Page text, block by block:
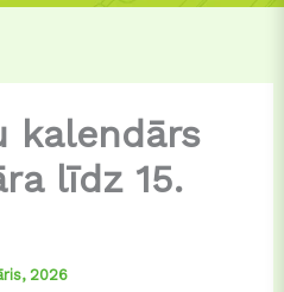
kalendārs
līdz 15.
2026